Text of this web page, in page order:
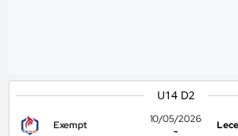
U14 D2
Exempt
10/05/2026
-